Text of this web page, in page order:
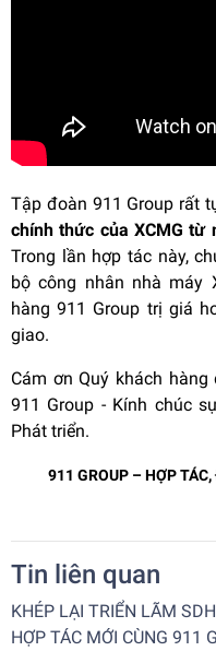
Tập đoàn 911 Group rất
chính thức của XCMG từ
Trong lần hợp tác này,
bộ công nhân nhà máy
hàng 911 Group trị giá
giao.
Cám ơn Quý khách
911 Group - Kính chúc
Phát triển.
911 GROUP – HỢP
Tin liên quan
KHÉP LẠI TRIỂN LÃM
HỢP TÁC MỚI CÙNG 911